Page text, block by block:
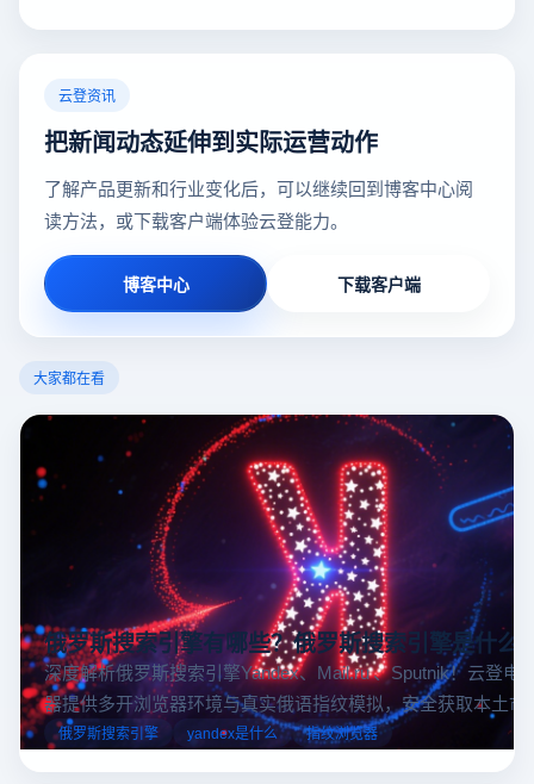
云登资讯
把新闻动态延伸到实际运营动作
了解产品更新和行业变化后，可以继续回到博客中心阅
读方法，或下载客户端体验云登能力。
博客中心 下载客户端
大家都在看
俄罗斯搜索引擎有哪些？俄罗斯搜索引擎是什么
深度解析俄罗斯搜索引擎Yandex、Mail.ru 、Sputnik！云登电
器提供多开浏览器环境与真实俄语指纹模拟，安全获取本土市
据，助力跨境电商精准决策。
俄罗斯搜索引擎 yandex是什么 指纹浏览器